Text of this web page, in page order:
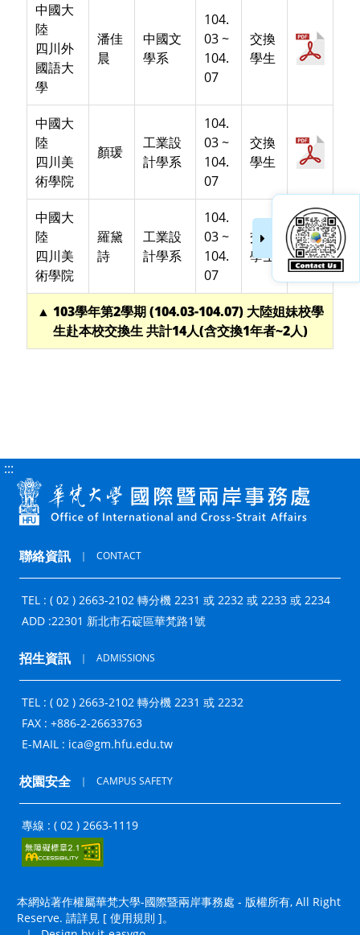
中國大
陸
四川外
國語大
學
潘佳
晨
中國文
學系
104.
03 ~
104.
07
交換
學生
中國大
陸
四川美
術學院
顏瑗
工業設
計學系
104.
03 ~
104.
07
交換
學生
中國大
陸
四川美
術學院
羅黛
詩
工業設
計學系
104.
03 ~
104.
07
交換
學生
▲ 103學年第2學期 (104.03-104.07) 大陸姐妹校學
生赴本校交換生 共計14人(含交換1年者~2人)
:::
聯絡資訊 ｜ CONTACT
TEL : ( 02 ) 2663-2102 轉分機 2231 或 2232 或 2233 或 2234
ADD :22301 新北市石碇區華梵路1號
招生資訊 ｜ ADMISSIONS
TEL : ( 02 ) 2663-2102 轉分機 2231 或 2232
FAX : +886-2-26633763
E-MAIL : ica@gm.hfu.edu.tw
校園安全 ｜ CAMPUS SAFETY
專線 : ( 02 ) 2663-1119
本網站著作權屬華梵大學-國際暨兩岸事務處 - 版權所有, All Right
Reserve. 請詳見 [ 使用規則 ]。